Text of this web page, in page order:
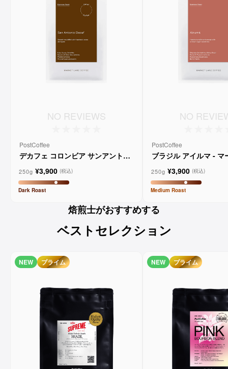
NO REVIEWS
PostCoffee
デカフェ コロンビア サンアントニ
250g ¥3,900 (税込)
Dark Roast
NO
PostCoffee
ブラジル アイルマ - マ
250g ¥3,900 (税込)
Medium Roast
焙煎士がおすすめする
ベストセレクション
NEW プライム NEW プライム